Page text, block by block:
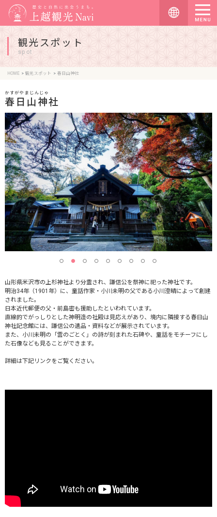
観光スポット
spot
HOME 観光スポット 春日山神社
春日山神社
かすがやまじんじゃ
山形県米沢市の上杉神社より分霊され、謙信公を祭神に祀った神社です。
明治34年（1901年）に、童話作家・小川未明の父である小川澄晴によって創建
されました。
日本近代郵便の父・前島密も援助したといわれています。
直線的でがっしりとした神明造の社殿は見応えがあり、境内に隣接する春日山
神社記念館には、謙信公の遺品・資料などが展示されています。
また、小川未明の「雲のごとく」の詩が刻まれた石碑や、童話をモチーフにし